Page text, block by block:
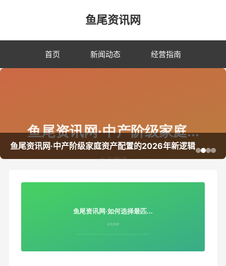
鱼尾资讯网
首页 新闻动态 经营指南
鱼尾资讯网·中产阶级家庭资产配置的2026年新逻辑